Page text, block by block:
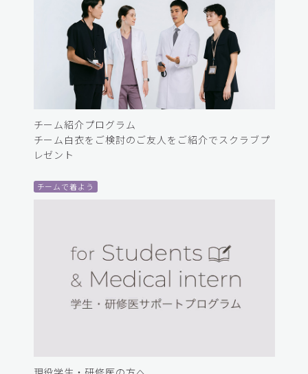
チーム紹介プログラム
チーム白衣をご検討のご友人をご紹介でスクラブプ
レゼント
チームで着よう